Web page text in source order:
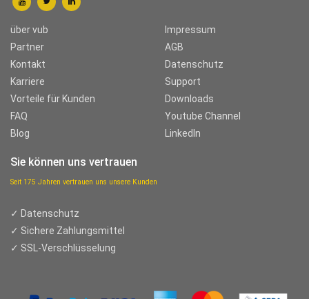
über vub
Partner
Kontakt
Karriere
Vorteile für Kunden
FAQ
Blog
Impressum
AGB
Datenschutz
Support
Downloads
Youtube Channel
LinkedIn
Sie können uns vertrauen
Seit 175 Jahren vertrauen uns unsere Kunden
✓ Datenschutz
✓ Sichere Zahlungsmittel
✓ SSL-Verschlüsselung